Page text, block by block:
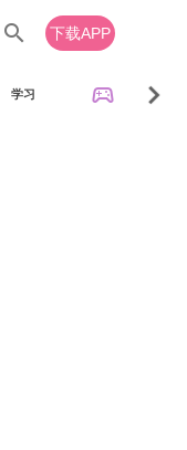
search 下载APP
学习 sports_esports chevron_right